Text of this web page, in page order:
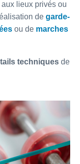
lieux privés ou
de garde-
ou de marches
techniques de